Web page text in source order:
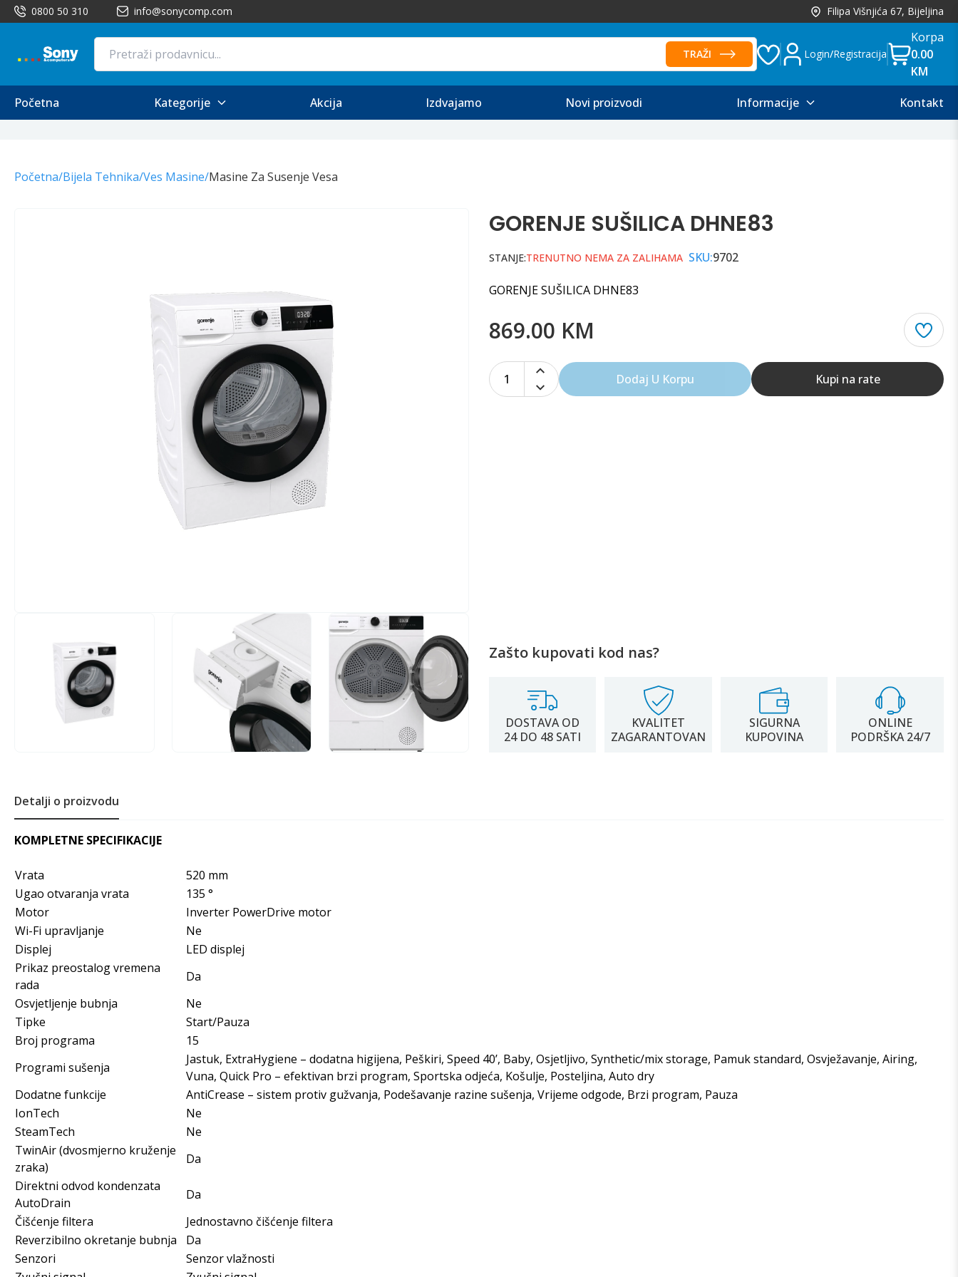
0800 50 310 info@sonycomp.com Filipa Višnjića 67, Bijeljina
TRAŽI Login/Registracija
Korpa
0.00
KM
Početna
Kategorije Akcija Izdvajamo Novi proizvodi Informacije Kontakt
Početna/Bijela Tehnika/Ves Masine/Masine Za Susenje Vesa
GORENJE SUŠILICA DHNE83
STANJE:TRENUTNO NEMA ZA ZALIHAMA SKU:9702
GORENJE SUŠILICA DHNE83
869.00 KM
1 Dodaj U Korpu Kupi na rate
Zašto kupovati kod nas?
DOSTAVA OD
24 DO 48 SATI
KVALITET
ZAGARANTOVAN
SIGURNA
KUPOVINA
ONLINE
PODRŠKA 24/7
Detalji o proizvodu
KOMPLETNE SPECIFIKACIJE
Vrata
520 mm
Ugao otvaranja vrata
135 °
Motor
Inverter PowerDrive motor
Wi-Fi upravljanje
Ne
Displej
LED displej
Prikaz preostalog vremena
rada
Da
Osvjetljenje bubnja
Ne
Tipke
Start/Pauza
Broj programa
15
Programi sušenja
Jastuk, ExtraHygiene – dodatna higijena, Peškiri, Speed 40’, Baby, Osjetljivo, Synthetic/mix storage, Pamuk standard, Osvježavanje, Airing,
Vuna, Quick Pro – efektivan brzi program, Sportska odjeća, Košulje, Posteljina, Auto dry
Dodatne funkcije
AntiCrease – sistem protiv gužvanja, Podešavanje razine sušenja, Vrijeme odgode, Brzi program, Pauza
IonTech
Ne
SteamTech
Ne
TwinAir (dvosmjerno kruženje
zraka)
Da
Direktni odvod kondenzata
AutoDrain
Da
Čišćenje filtera
Jednostavno čišćenje filtera
Reverzibilno okretanje bubnja
Da
Senzori
Senzor vlažnosti